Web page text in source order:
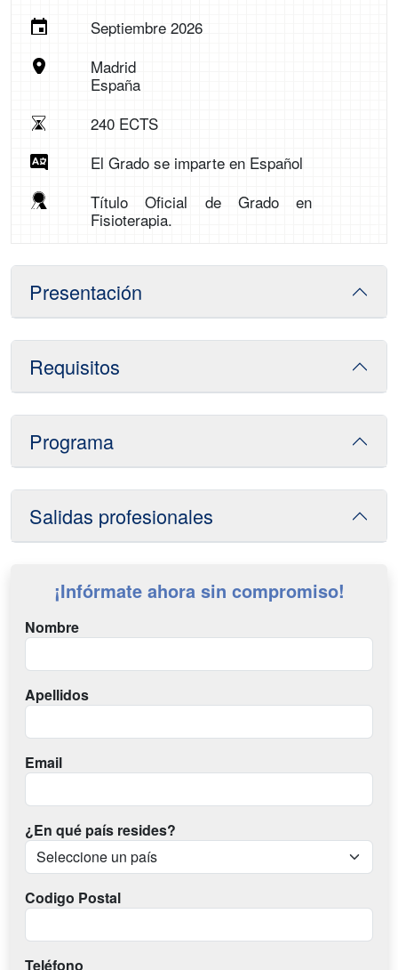
Septiembre 2026
Madrid
España
240 ECTS
El Grado se imparte en Español
Título Oficial de Grado en
Fisioterapia.
Presentación
Requisitos
Programa
Salidas profesionales
¡Infórmate ahora sin compromiso!
Nombre
Apellidos
Email
¿En qué país resides?
Codigo Postal
Teléfono